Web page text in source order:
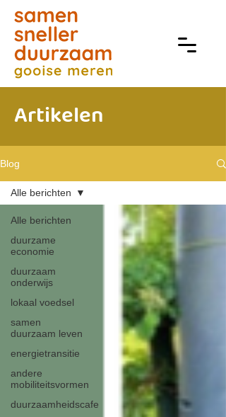
Artikelen
Blog
Alle berichten
duurzame
economie
duurzaam
onderwijs
lokaal voedsel
samen
duurzaam leven
energietransitie
andere
mobiliteitsvormen
duurzaamheidscafe
Alle berichten